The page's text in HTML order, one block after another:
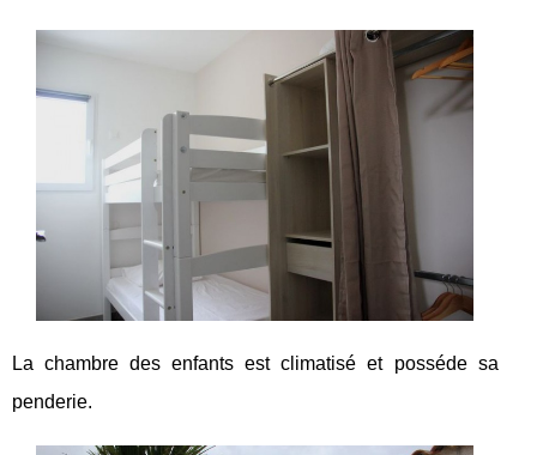
La chambre des enfants est climatisé et posséde sa
penderie.